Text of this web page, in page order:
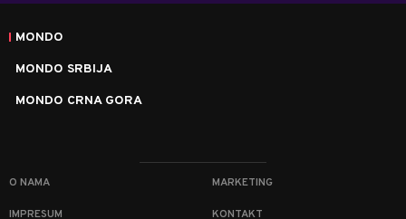
MONDO
MONDO SRBIJA
MONDO CRNA GORA
O NAMA MARKETING
IMPRESUM KONTAKT